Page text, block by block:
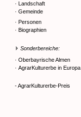
· Landschaft
· Gemeinde
· Personen
· Biographien
Sonderbereiche:
· Oberbayrische Almen
· AgrarKulturerbe in Europa
- AgrarKulturerbe-Preis